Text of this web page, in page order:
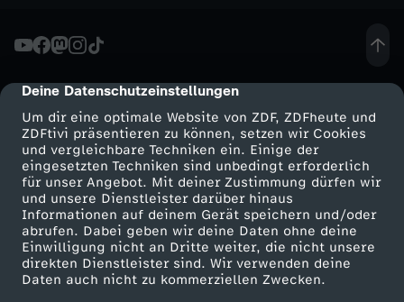
cmp-dialog-description
Deine Datenschutzeinstellungen
Um dir eine optimale Website von ZDF, ZDFheute und
ZDFtivi präsentieren zu können, setzen wir Cookies
und vergleichbare Techniken ein. Einige der
eingesetzten Techniken sind unbedingt erforderlich
für unser Angebot. Mit deiner Zustimmung dürfen wir
und unsere Dienstleister darüber hinaus
Informationen auf deinem Gerät speichern und/oder
abrufen. Dabei geben wir deine Daten ohne deine
Einwilligung nicht an Dritte weiter, die nicht unsere
direkten Dienstleister sind. Wir verwenden deine
Daten auch nicht zu kommerziellen Zwecken.
r
e
i
t
a
g
Mehr ZDF
ZDF-Apps
Smart TV
ZDFtext
Service
ZDFmitreden
Kontakt zum ZDF
Tickets